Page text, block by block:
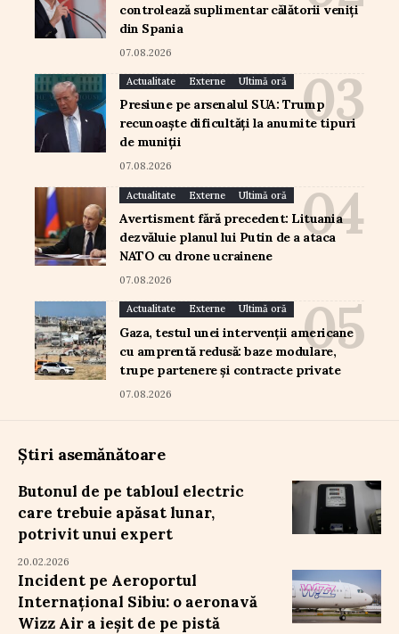
controlează suplimentar călătorii veniți
din Spania
07.08.2026
Actualitate Externe Ultimă oră
Presiune pe arsenalul SUA: Trump
recunoaște dificultăți la anumite tipuri
de muniții
07.08.2026
Actualitate Externe Ultimă oră
Avertisment fără precedent: Lituania
dezvăluie planul lui Putin de a ataca
NATO cu drone ucrainene
07.08.2026
Actualitate Externe Ultimă oră
Gaza, testul unei intervenții americane
cu amprentă redusă: baze modulare,
trupe partenere și contracte private
07.08.2026
Știri asemănătoare
Butonul de pe tabloul electric
care trebuie apăsat lunar,
potrivit unui expert
20.02.2026
Incident pe Aeroportul
Internațional Sibiu: o aeronavă
Wizz Air a ieșit de pe pistă